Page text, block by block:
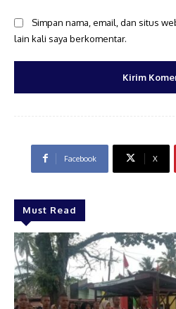
Simpan nama, email, dan situs
lain kali saya berkomentar.
Facebook X
Must Read